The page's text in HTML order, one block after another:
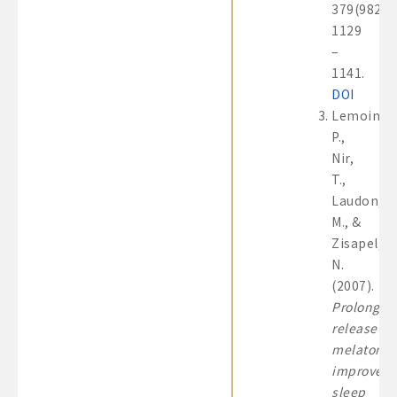
1129
–
1141.
DOI
Lemoine,
P.,
Nir,
T.,
Laudon,
M., &
Zisapel,
N.
(2007).
release
melatonin
improves
sleep